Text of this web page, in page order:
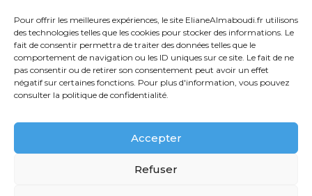
Pour offrir les meilleures expériences, le site ElianeAlmaboudi.fr utilisons
des technologies telles que les cookies pour stocker des informations. Le
fait de consentir permettra de traiter des données telles que le
comportement de navigation ou les ID uniques sur ce site. Le fait de ne
pas consentir ou de retirer son consentement peut avoir un effet
négatif sur certaines fonctions. Pour plus d'information, vous pouvez
consulter la politique de confidentialité.
Accepter
Refuser
Facebook
Instagram